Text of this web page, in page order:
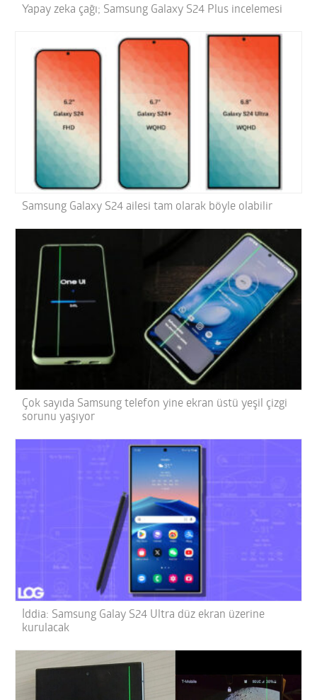
Yapay zeka çağı; Samsung Galaxy S24 Plus incelemesi
Samsung Galaxy S24 ailesi tam olarak böyle olabilir
Çok sayıda Samsung telefon yine ekran üstü yeşil çizgi
sorunu yaşıyor
İddia: Samsung Galay S24 Ultra düz ekran üzerine
kurulacak